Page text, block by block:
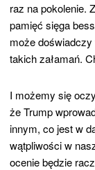
raz na pokolenie.
pamięć sięga
może
takich załamań.
I możemy się
że Trump
innym, co jest w
wątpliwości w
ocenie będzie